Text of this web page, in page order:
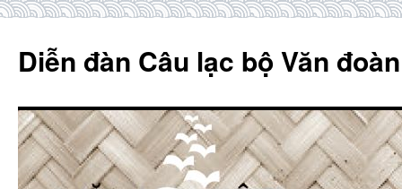
content
Diễn đàn Câu lạc bộ Văn